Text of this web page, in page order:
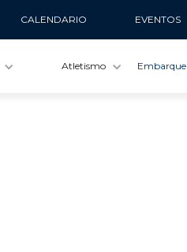
CALENDARIO EVENTOS
Atletismo Embarque